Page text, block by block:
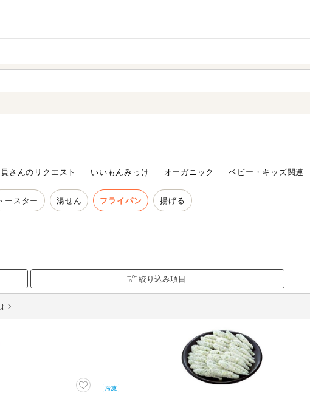
条件を指定しなくても検索できます。
さんのリクエスト いいもんみっけ オーガニック ベビー・キッズ関連
ースター 湯せん フライパン 揚げる